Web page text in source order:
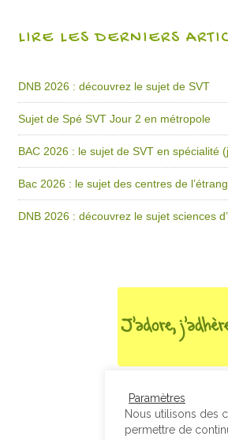
LIRE LES DERNIERS
DNB 2026 : découvrez le sujet de SVT
Sujet de Spé SVT Jour 2 en métropole
BAC 2026 : le sujet de SVT en spécialité
Bac 2026 : le sujet des centres de
DNB 2026 : découvrez le sujet sciences
Paramètres
Nous utilisons des
permettre de